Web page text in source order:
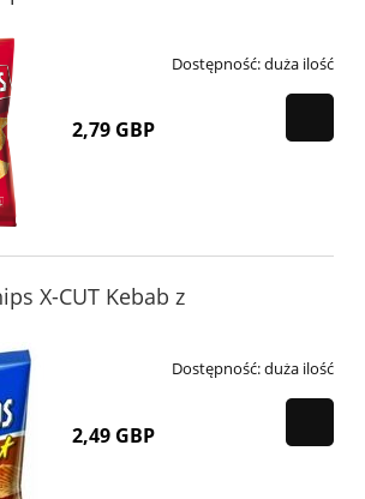
Dostępność:duża ilość
2,79 GBP
X-CUT Kebab z
Dostępność:duża ilość
2,49 GBP